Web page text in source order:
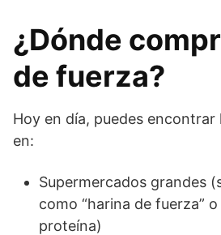
¿Dónde
de fuerza?
Hoy en día, puedes encontrar
en:
Supermercados grandes
como “harina de fuerza”
proteína)